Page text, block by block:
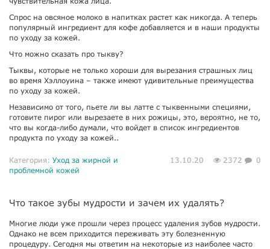
Спрос на овсяное молоко в напитках растет как никогда. А теперь
популярный ингредиент для кофе добавляется и в наши продукты
по уходу за кожей.
Что можно сказать про тыкву?
Тыквы, которые не только хороши для вырезания страшных лиц
во время Хэллоуина – также имеют удивительные преимущества
по уходу за кожей.
Независимо от того, пьете ли вы латте с тыквенными специями,
готовите пирог или вырезаете в них рожицы, это, вероятно, не то,
что вы когда-либо думали, что войдет в список ингредиентов
продукта по уходу за кожей..
Категория: Уход за жирной и
проблемной кожей
13.10.20 2372 0
Что такое зубы мудрости и зачем их удалять?
Многие люди уже прошли через процесс удаления зубов мудрости.
Однако не всем приходится переживать эту болезненную
процедуру. Сегодня мы ответим на некоторые из наиболее часто